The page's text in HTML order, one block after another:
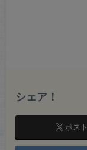
シェア！
ポスト